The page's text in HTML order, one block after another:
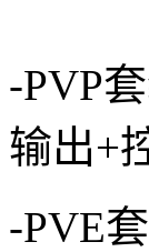
-PVP
输出+
-PVE